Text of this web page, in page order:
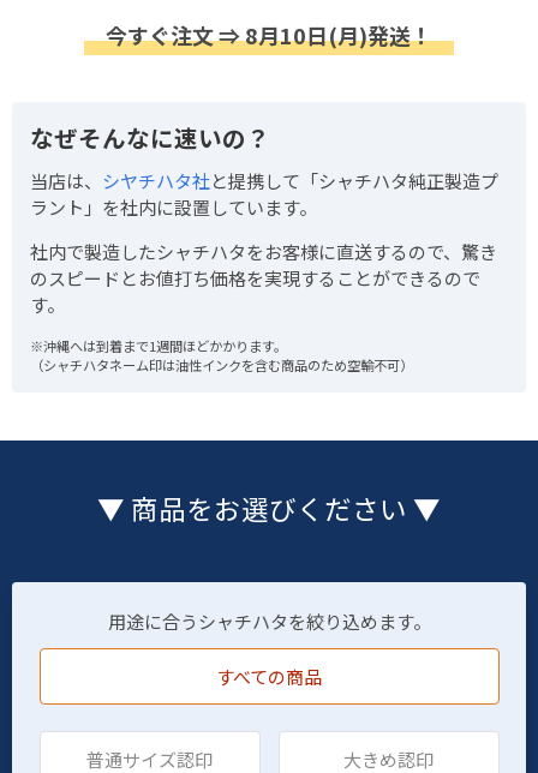
今すぐ注文 ⇒ 8月10日(月)発送！
なぜそんなに速いの？
当店は、 シヤチハタ社と提携して「シャチハタ純正製造プ
ラント」を社内に設置しています。
社内で製造したシャチハタをお客様に直送するので、驚き
のスピードとお値打ち価格を実現することができるので
す。
※沖縄へは到着まで1週間ほどかかります。
（シャチハタネーム印は油性インクを含む商品のため空輸不可）
▼ 商品をお選びください ▼
用途に合うシャチハタを絞り込めます。
すべての商品
普通サイズ認印 大きめ認印